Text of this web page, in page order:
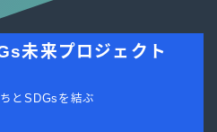
未来プロジェクト
とSDGsを結ぶ